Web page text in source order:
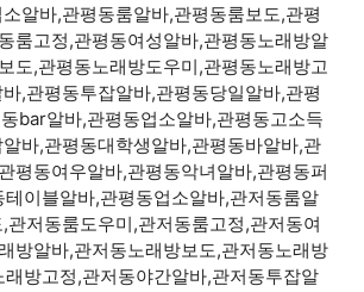
알바,관평동룸알바,관평동룸보도,관평
룸고정,관평동여성알바,관평동노래방알
도,관평동노래방도우미,관평동노래방고
,관평동투잡알바,관평동당일알바,관평
bar알바,관평동업소알바,관평동고소득
바,관평동대학생알바,관평동바알바,관
평동여우알바,관평동악녀알바,관평동퍼
테이블알바,관평동업소알바,관저동룸알
관저동룸도우미,관저동룸고정,관저동여
방알바,관저동노래방보도,관저동노래방
래방고정,관저동야간알바,관저동투잡알